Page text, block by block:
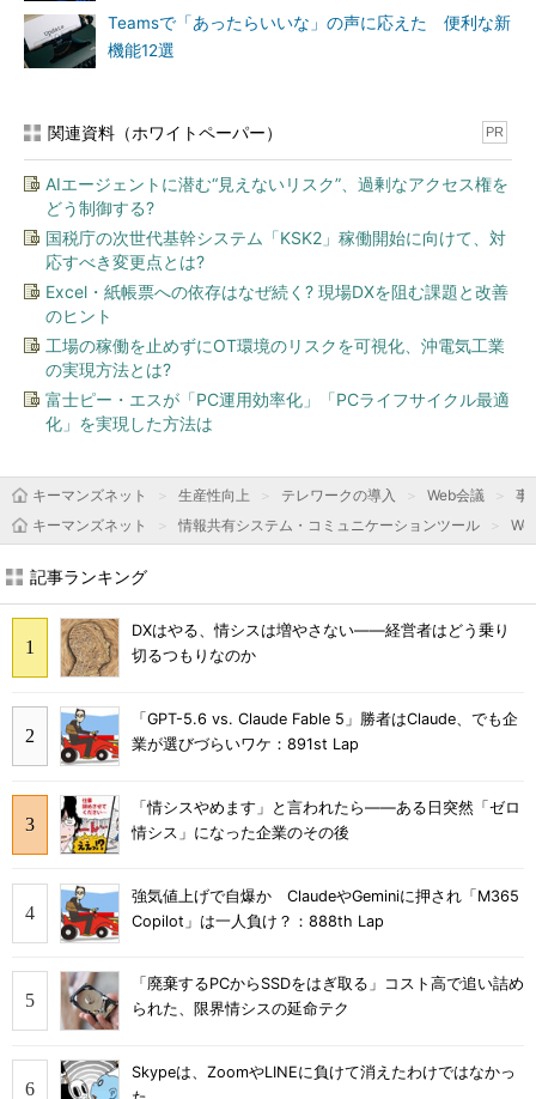
Teamsで「あったらいいな」の声に応えた 便利な新
機能12選
関連資料（ホワイトペーパー） PR
AIエージェントに潜む“見えないリスク”、過剰なアクセス権を
どう制御する?
国税庁の次世代基幹システム「KSK2」稼働開始に向けて、対
応すべき変更点とは?
Excel・紙帳票への依存はなぜ続く? 現場DXを阻む課題と改善
のヒント
工場の稼働を止めずにOT環境のリスクを可視化、沖電気工業
の実現方法とは?
富士ピー・エスが「PC運用効率化」「PCライフサイクル最適
化」を実現した方法は
キーマンズネット 生産性向上 テレワークの導入 Web会議
事
キーマンズネット
情報共有システム・コミュニケーションツール
記事ランキング
DXはやる、情シスは増やさない――経営者はどう乗り
切るつもりなのか
「GPT-5.6 vs. Claude Fable 5」勝者はClaude、でも企
業が選びづらいワケ：891st Lap
「情シスやめます」と言われたら――ある日突然「ゼロ
情シス」になった企業のその後
強気値上げで自爆か ClaudeやGeminiに押され「M365
Copilot」は一人負け？：888th Lap
「廃棄するPCからSSDをはぎ取る」コスト高で追い詰め
られた、限界情シスの延命テク
Skypeは、ZoomやLINEに負けて消えたわけではなかっ